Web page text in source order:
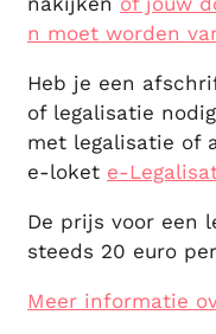
n moet worden
Heb je een
of legalisatie
met legalisatie of
e-loket e-
De prijs voor een
steeds 20 euro
Meer informatie